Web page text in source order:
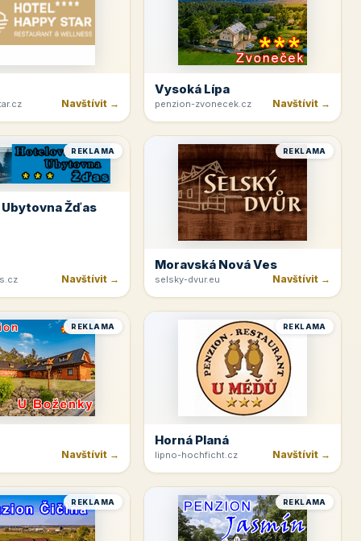
Navštívit →
Vysoká Lípa
penzion-zvonecek.cz Navštívit →
REKLAMA
Žďas
Navštívit →
REKLAMA
Moravská Nová Ves
selsky-dvur.eu Navštívit →
REKLAMA
Navštívit →
REKLAMA
Horná Planá
lipno-hochficht.cz Navštívit →
REKLAMA REKLAMA